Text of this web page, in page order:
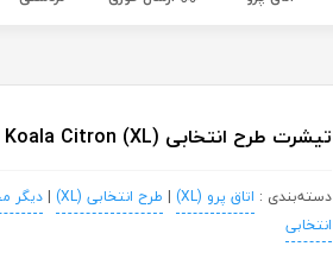
تیشرت طرح انتخابی Koala Citron (XL)
دسته‌بندی : اتاق پرو (XL) | طرح انتخابی (XL) |دیگر
انتخابی